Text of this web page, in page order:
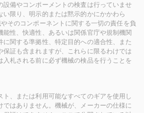
設備やコンポーメントの検査は行っていませ
い限り、明示的または黙示的かにかかわら
そのコンポーネントに関する一切の責任を負
能性、快適性、あるいは関係官庁や規制機関
に関する準拠性、特定目的への適合性、また
保証も含まれますが、これらに限るわけでは
入札される前に必ず機械の検品を行うことを
ト、または利用可能なすべてのギアを使用し
ではありません。機械が、メーカーの仕様に